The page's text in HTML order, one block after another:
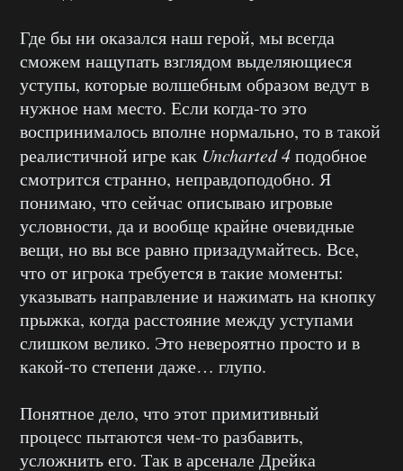
Где бы ни оказался наш герой, мы всегда
сможем нащупать взглядом выделяющиеся
уступы, которые волшебным образом ведут в
нужное нам место. Если когда-то это
воспринималось вполне нормально, то в такой
реалистичной игре как Uncharted 4подобное
смотрится странно, неправдоподобно. Я
понимаю, что сейчас описываю игровые
условности, да и вообще крайне очевидные
вещи, но вы все равно призадумайтесь. Все,
что от игрока требуется в такие моменты:
указывать направление и нажимать на кнопку
прыжка, когда расстояние между уступами
слишком велико. Это невероятно просто и в
какой-то степени даже… глупо.
Понятное дело, что этот примитивный
процесс пытаются чем-то разбавить,
усложнить его. Так в арсенале Дрейка